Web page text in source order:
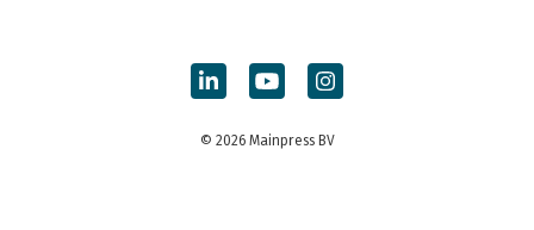
© 2026 Mainpress BV